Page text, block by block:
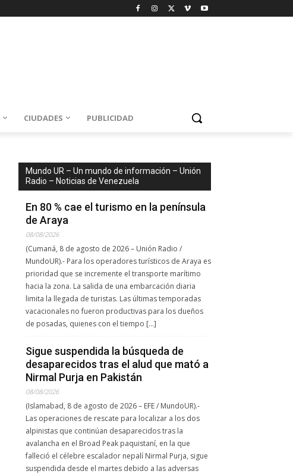
CIUDADES PUBLICIDAD
Mundo UR – Un mundo de información – Unión
Radio – Noticias de Venezuela
En 80 % cae el turismo en la península
de Araya
08/08/2026
(Cumaná, 8 de agosto de 2026 – Unión Radio /
MundoUR).- Para los operadores turísticos de Araya es
prioridad que se incremente el transporte marítimo
hacia la zona. La salida de una embarcación diaria
limita la llegada de turistas. Las últimas temporadas
vacacionales no fueron productivas para los dueños
de posadas, quienes con el tiempo […]
Sigue suspendida la búsqueda de
desaparecidos tras el alud que mató a
Nirmal Purja en Pakistán
08/08/2026
(Islamabad, 8 de agosto de 2026 – EFE / MundoUR).-
Las operaciones de rescate para localizar a los dos
alpinistas que continúan desaparecidos tras la
avalancha en el Broad Peak paquistaní, en la que
falleció el célebre escalador nepalí Nirmal Purja, sigue
suspendida desde el martes debido a las adversas